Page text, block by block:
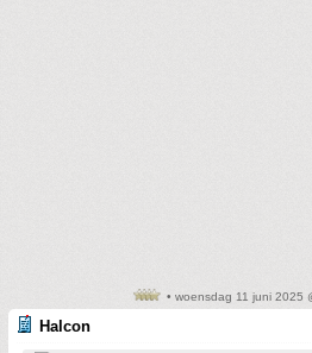
• woensdag 11 juni 2025
Halcon